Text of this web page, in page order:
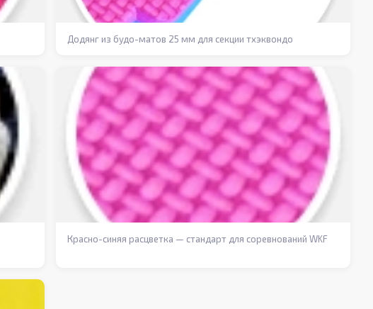
Додянг из будо-матов 25 мм для секции тхэквондо
Красно-синяя расцветка — стандарт для соревнований WKF